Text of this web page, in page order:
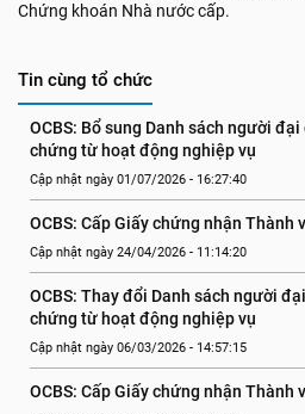
Chứng khoán Nhà nước cấp.
Tin cùng tổ chức
OCBS: Bổ sung Danh sách người
chứng từ hoạt động nghiệp vụ
Cập nhật ngày 01/07/2026 - 16:27:40
OCBS: Cấp Giấy chứng nhận
Cập nhật ngày 24/04/2026 - 11:14:20
OCBS: Thay đổi Danh sách người
chứng từ hoạt động nghiệp vụ
Cập nhật ngày 06/03/2026 - 14:57:15
OCBS: Cấp Giấy chứng nhận